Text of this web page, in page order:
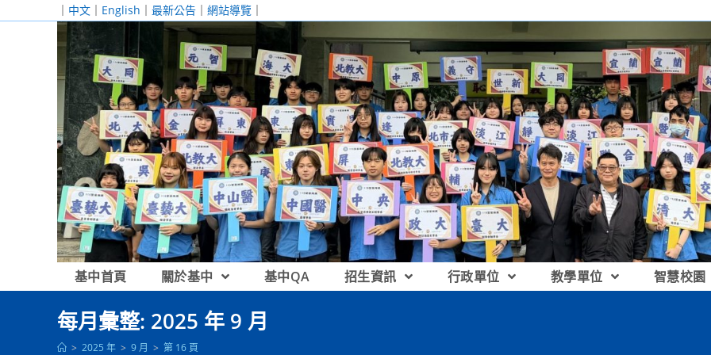
｜ 中文 ｜ English ｜ 最新公告 ｜ 網站導覽 ｜
基中首頁 關於基中 基中QA 招生資訊 行政單位 教學單位 智慧校園
每月彙整: 2025 年 9 月
> 2025 年 > 9 月 > 第 16 頁